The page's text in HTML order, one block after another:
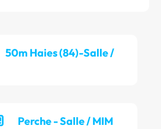
50m Haies (84)-Salle /
Perche - Salle / MIM